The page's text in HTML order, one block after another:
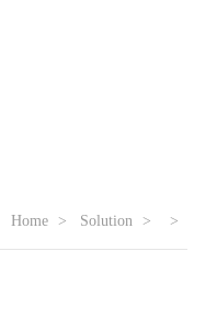
Home Solution